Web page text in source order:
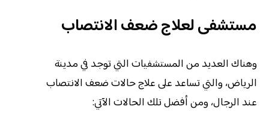
مستشفى لعلاج ضعف الانتصاب
وهناك العديد من المستشفيات التي توجد في مدينة
الرياض، والتي تساعد على علاج حالات ضعف الانتصاب
عند الرجال، ومن أفضل تلك الحالات الآتي: